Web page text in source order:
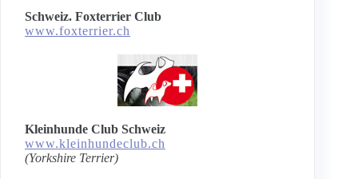
Schweiz. Foxterrier Club
www.foxterrier.ch
Kleinhunde Club Schweiz
www.kleinhundeclub.ch
(Yorkshire Terrier)